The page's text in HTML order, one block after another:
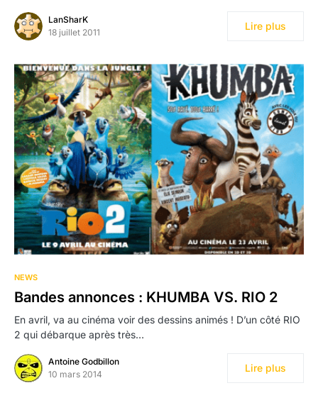
LanSharK
18 juillet 2011
Lire plus
NEWS
Bandes annonces : KHUMBA VS. RIO 2
En avril, va au cinéma voir des dessins animés ! D’un côté RIO
2 qui débarque après très…
Antoine Godbillon
10 mars 2014
Lire plus